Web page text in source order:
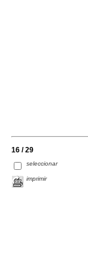
16 / 29
seleccionar
imprimir